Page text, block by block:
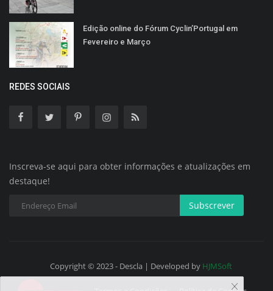
Edição online do Fórum Cyclin’Portugal em
Fevereiro e Março
REDES SOCIAIS
Inscreva-se aqui para obter informações e atualizações em
destaque!
Subscrever
Copyright © 2023 - Descla | Developed by HJMSoft